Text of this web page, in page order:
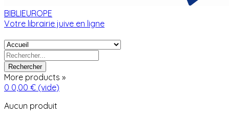
BIBLIEUROPE
Votre librairie juive en ligne
Rechercher
More products »
0 0,00 € (vide)
Aucun produit